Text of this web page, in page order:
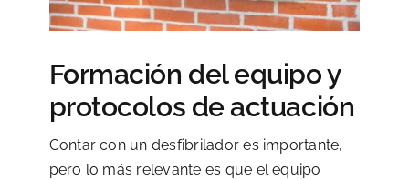
Formación del equipo y
protocolos de actuación
Contar con un desfibrilador es importante,
pero lo más relevante es que el equipo